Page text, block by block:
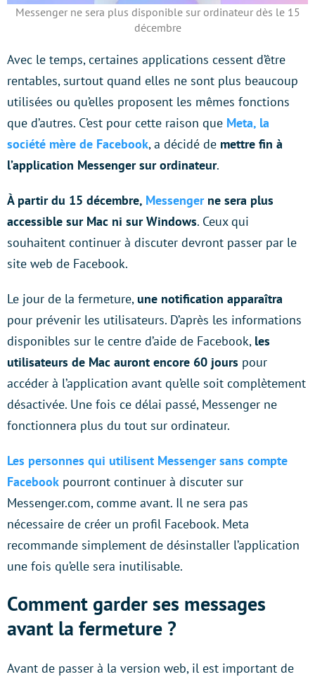
Messenger ne sera plus disponible sur ordinateur dès le 15
décembre
Avec le temps, certaines applications cessent d’être
rentables, surtout quand elles ne sont plus beaucoup
utilisées ou qu’elles proposent les mêmes fonctions
que d’autres. C’est pour cette raison que Meta, la
société mère de Facebook, a décidé de mettre fin à
l’application Messenger sur ordinateur.
À partir du 15 décembre, Messengerne sera plus
accessible sur Mac ni sur Windows. Ceux qui
souhaitent continuer à discuter devront passer par le
site web de Facebook.
Le jour de la fermeture, une notification apparaîtra
pour prévenir les utilisateurs. D’après les informations
disponibles sur le centre d’aide de Facebook, les
utilisateurs de Mac auront encore 60 jours pour
accéder à l’application avant qu’elle soit complètement
désactivée. Une fois ce délai passé, Messenger ne
fonctionnera plus du tout sur ordinateur.
Les personnes qui utilisent Messenger sans compte
Facebook pourront continuer à discuter sur
Messenger.com, comme avant. Il ne sera pas
nécessaire de créer un profil Facebook. Meta
recommande simplement de désinstaller l’application
une fois qu’elle sera inutilisable.
Comment garder ses messages
avant la fermeture ?
Avant de passer à la version web, il est important de